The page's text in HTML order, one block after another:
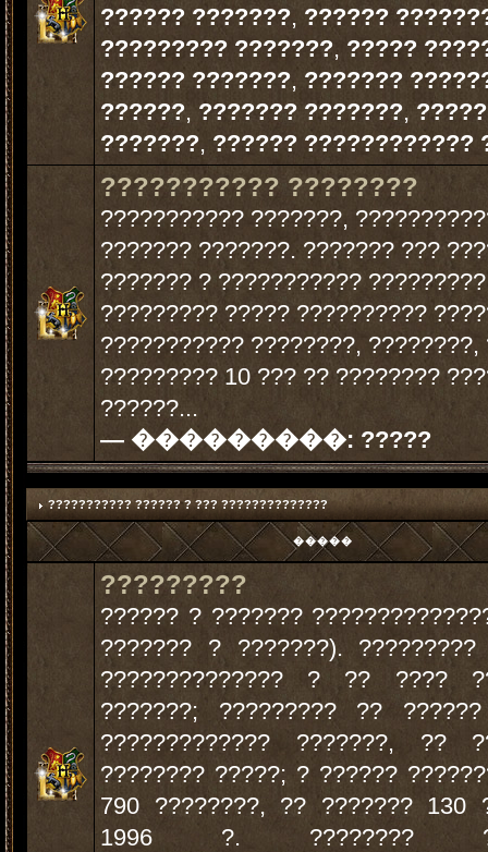
?????? ???????, ??????
????????? ???????, ?????
?????? ???????, ???????
??????, ??????? ???????,
???????, ?????? ????????????
??????????? ????????
??????????? ???????,
??????? ???????. ??????? ???
??????? ? ???????????
????????? ????? ??????????
??????????? ????????, ????????,
????????? 10 ??? ?? ????????
??????...
— ���������: ?????
??????????? ?????? ? ??? ??????????????
�����
?????????
?????? ? ???????
??????? ? ???????).
?????????????? ? ?? ????
???????; ????????? ??
????????????? ???????, ??
???????? ?????; ? ??????
790 ????????, ?? ??????? 130
1996 ?. ????????